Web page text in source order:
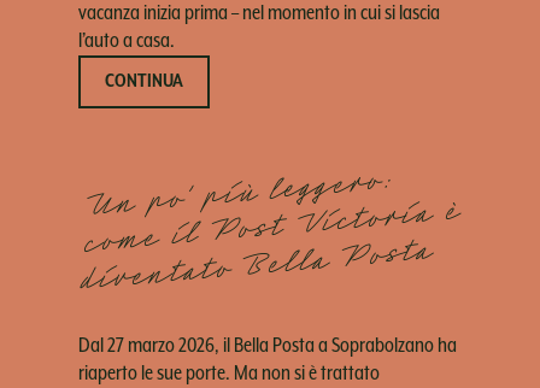
vacanza inizia prima – nel momento in cui si lascia
l’auto a casa.
CONTINUA
Un po’ più leggero:
come il Post Victoria è
diventato Bella Posta
Dal 27 marzo 2026, il Bella Posta a Soprabolzano ha
riaperto le sue porte. Ma non si è trattato